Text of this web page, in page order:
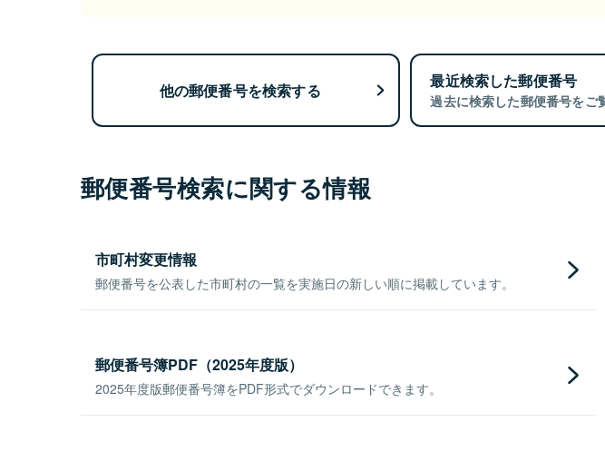
他の郵便番号を検索する 最近検索した郵便番号
過去に検索した郵便番号をご
郵便番号検索に関する情報
市町村変更情報
郵便番号を公表した市町村の一覧を実施日の新しい順に掲載しています。
郵便番号簿PDF（2025年度版）
2025年度版郵便番号簿をPDF形式でダウンロードできます。